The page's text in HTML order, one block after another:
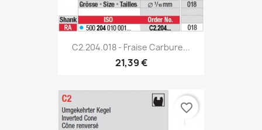
C2.204.018 - Fraise Carbure...
21,39 €
favorite_border